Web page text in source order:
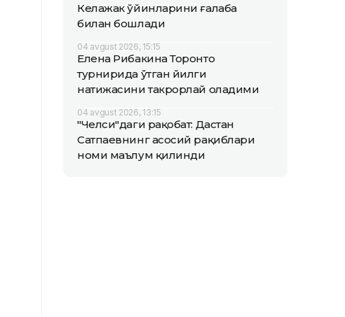
Келажак ўйинларини ғалаба
билан бошлади
04 avgust 2026, 15:15
Елена Рибакина Торонто
турнирида ўтган йилги
натижасини такрорлай оладими
04 avgust 2026, 13:15
"Челси"даги рақобат: Дастан
Сатпаевнинг асосий рақиблари
номи маълум қилинди